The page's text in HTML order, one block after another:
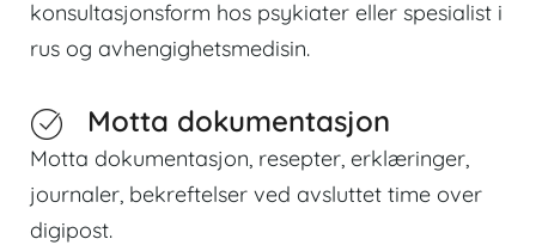
konsultasjonsform hos psykiater eller spesialist i
rus og avhengighetsmedisin.
Motta dokumentasjon
Motta dokumentasjon, resepter, erklæringer,
journaler, bekreftelser ved avsluttet time over
digipost.